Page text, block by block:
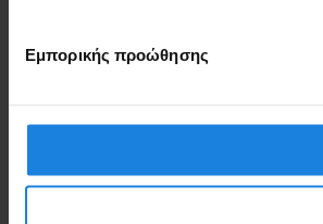
Εμπορικής προώθησης